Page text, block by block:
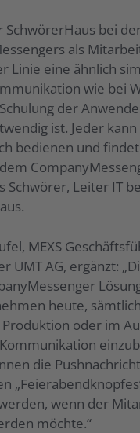
SchwörerHaus bei
als
Linie eine ähnlich
wie bei
der
ist. Jeder
bedienen und
Schwörer, Leiter IT
MEXS
UMT AG, ergänzt:
heute,
Produktion oder im
die
wenn der
möchte.“